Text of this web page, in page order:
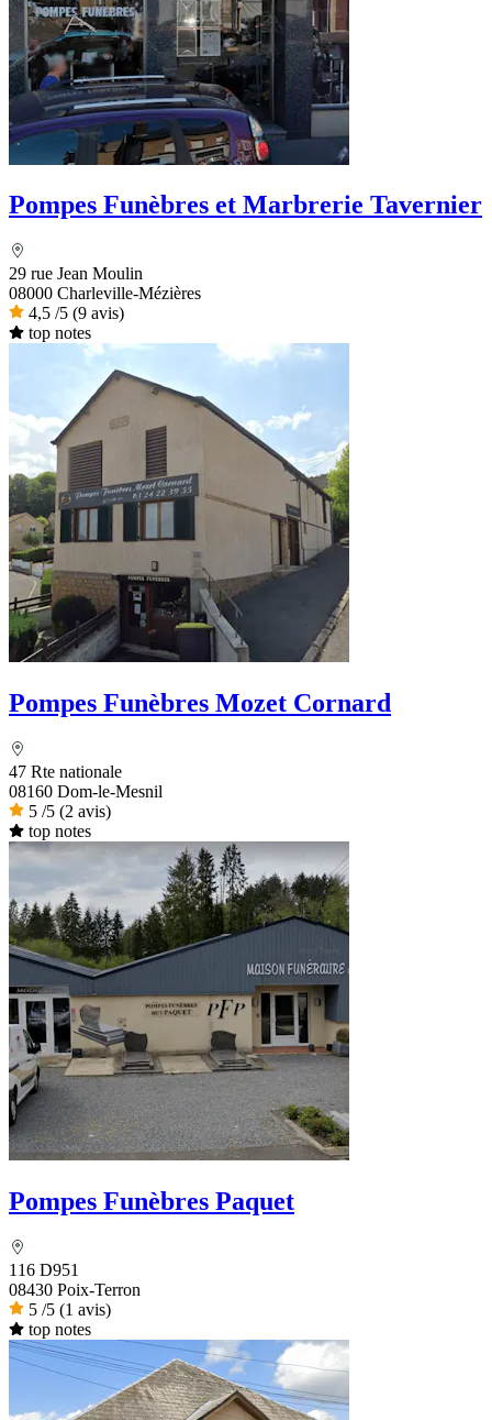
Pompes Funèbres et Marbrerie Tavernier
29 rue Jean Moulin
08000 Charleville-Mézières
4,5 /5 (9 avis)
top notes
Pompes Funèbres Mozet Cornard
47 Rte nationale
08160 Dom-le-Mesnil
5 /5 (2 avis)
top notes
Pompes Funèbres Paquet
116 D951
08430 Poix-Terron
5 /5 (1 avis)
top notes